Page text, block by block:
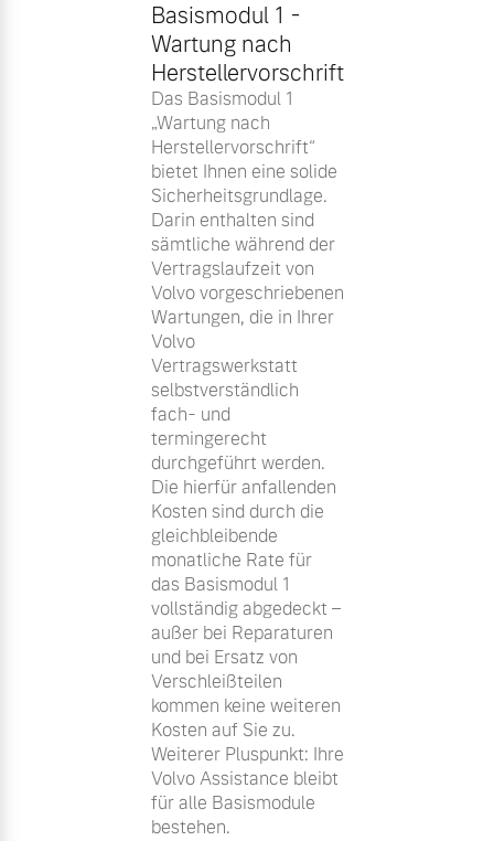
Basismodul 1 -
Wartung nach
Herstellervorschrift
Das Basismodul 1
„Wartung nach
Herstellervorschrift“
bietet Ihnen eine solide
Sicherheitsgrundlage.
Darin enthalten sind
sämtliche während der
Vertragslaufzeit von
Volvo vorgeschriebenen
Wartungen, die in Ihrer
Volvo
Vertragswerkstatt
selbstverständlich
fach- und
termingerecht
durchgeführt werden.
Die hierfür anfallenden
Kosten sind durch die
gleichbleibende
monatliche Rate für
das Basismodul 1
vollständig abgedeckt –
außer bei Reparaturen
und bei Ersatz von
Verschleißteilen
kommen keine weiteren
Kosten auf Sie zu.
Weiterer Pluspunkt: Ihre
Volvo Assistance bleibt
für alle Basismodule
bestehen.